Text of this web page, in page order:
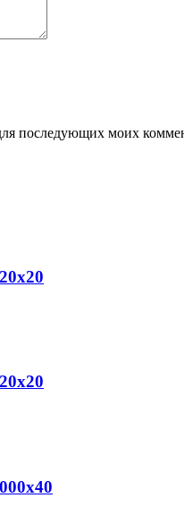
последующих моих